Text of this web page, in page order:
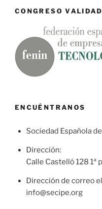
CONGRESO
ENCUÉNTRANOS
Sociedad Española
Dirección:
Calle Castelló 128
Dirección de correo
info@secipe.org